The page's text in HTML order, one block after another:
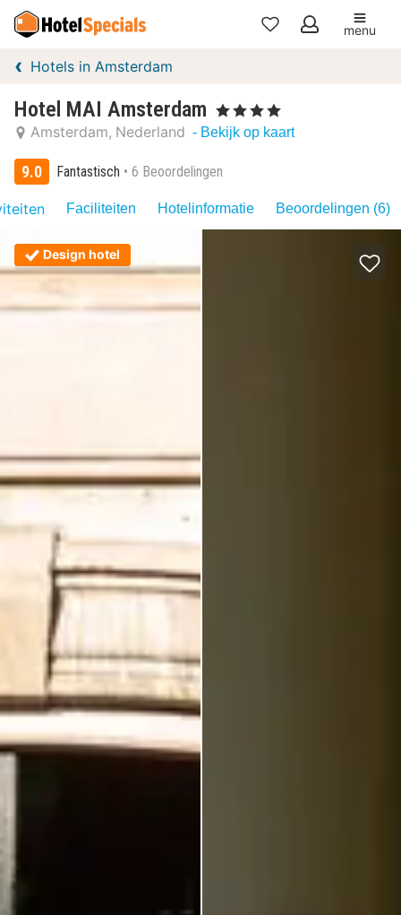
Mijn
menu
Hotels in Amsterdam
Hotel MAI Amsterdam , 4 Sterren
Amsterdam Nederland - Bekijk op kaart
9.0 Fantastisch 6 Beoordelingen
Faciliteiten Hotelinformatie Beoordelingen (6)
Design hotel